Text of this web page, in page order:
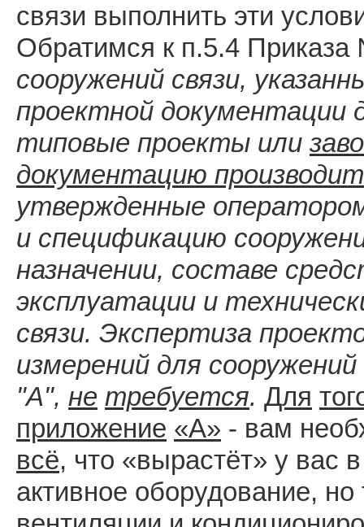
связи выполнить эти
Обратимся к п.5.4 Приказа
сооружений связи,
проектной документации
типовые проекты или
документацию
утвержденные
и спецификацию
назначении, составе
эксплуатации и
связи. Экспертиза
измерений для сооружений
"А", не требуется. Для
приложение «А» - вам
всё, что «вырастёт» у вас
активное оборудование,